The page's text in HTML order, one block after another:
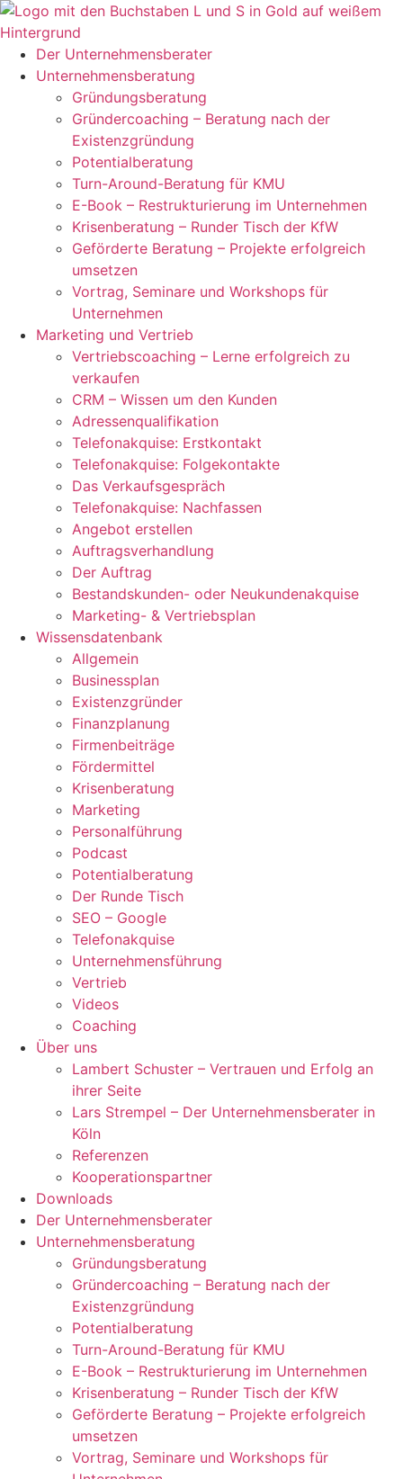
Zum
Inhalt
springenDer Unternehmensberater
Unternehmensberatung
Gründungsberatung
Gründercoaching – Beratung nach der
Existenzgründung
Potentialberatung
Turn-Around-Beratung für KMU
E-Book – Restrukturierung im Unternehmen
Krisenberatung – Runder Tisch der KfW
Geförderte Beratung – Projekte erfolgreich
umsetzen
Vortrag, Seminare und Workshops für
Unternehmen
Marketing und Vertrieb
Vertriebscoaching – Lerne erfolgreich zu
verkaufen
CRM – Wissen um den Kunden
Adressenqualifikation
Telefonakquise: Erstkontakt
Telefonakquise: Folgekontakte
Das Verkaufsgespräch
Telefonakquise: Nachfassen
Angebot erstellen
Auftragsverhandlung
Der Auftrag
Bestandskunden- oder Neukundenakquise
Marketing- & Vertriebsplan
Wissensdatenbank
Allgemein
Businessplan
Existenzgründer
Finanzplanung
Firmenbeiträge
Fördermittel
Krisenberatung
Marketing
Personalführung
Podcast
Potentialberatung
Der Runde Tisch
SEO – Google
Telefonakquise
Unternehmensführung
Vertrieb
Videos
Coaching
Über uns
Lambert Schuster – Vertrauen und Erfolg an
ihrer Seite
Lars Strempel – Der Unternehmensberater in
Köln
Referenzen
Kooperationspartner
Downloads
Der Unternehmensberater
Unternehmensberatung
Gründungsberatung
Gründercoaching – Beratung nach der
Existenzgründung
Potentialberatung
Turn-Around-Beratung für KMU
E-Book – Restrukturierung im Unternehmen
Krisenberatung – Runder Tisch der KfW
Geförderte Beratung – Projekte erfolgreich
umsetzen
Vortrag, Seminare und Workshops für